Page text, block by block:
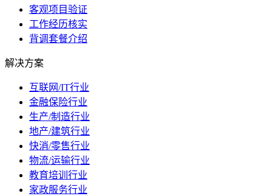
客观项目验证
工作经历核实
背调套餐介绍
解决方案
互联网/IT行业
金融保险行业
生产/制造行业
地产/建筑行业
快消/零售行业
物流/运输行业
教育培训行业
家政服务行业